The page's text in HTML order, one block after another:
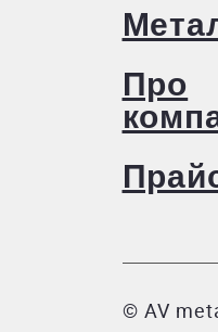
листами
Про
© AV